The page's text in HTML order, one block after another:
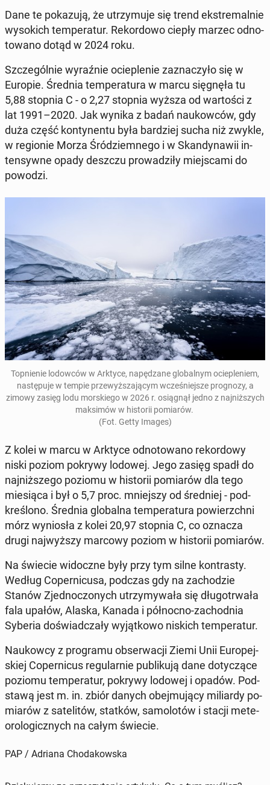
Dane te po­ka­zu­ją, że utrzy­mu­je się trend eks­tre­mal­nie
wy­so­kich tem­pe­ra­tur. Re­kor­do­wo ciepły marzec od­no­
to­wa­no dotąd w 2024 roku.
Szcze­gól­nie wy­raź­nie ocie­ple­nie za­zna­czy­ło się w
Europie. Średnia tem­pe­ra­tu­ra w marcu się­gnę­ła tu
5,88 stopnia C - o 2,27 stopnia wyższa od war­to­ści z
lat 1991–2020. Jak wynika z badań na­ukow­ców, gdy
duża część kon­ty­nen­tu była bar­dziej sucha niż zwykle,
w re­gio­nie Morza Śród­ziem­ne­go i w Skan­dy­na­wii in­
ten­syw­ne opady deszczu pro­wa­dzi­ły miej­sca­mi do
powodzi.
Top­nie­nie lo­dow­ców w Arktyce, na­pę­dza­ne glo­bal­nym ocie­ple­niem,
na­stę­pu­je w tempie prze­wyż­sza­ją­cym wcze­śniej­sze pro­gno­zy, a
zimowy zasięg lodu mor­skie­go w 2026 r. osią­gnął jedno z naj­niż­szych
mak­si­mów w hi­sto­rii po­mia­rów.
(Fot. Getty Images)
Z kolei w marcu w Arktyce od­no­to­wa­no re­kor­do­wy
niski poziom pokrywy lodowej. Jego zasięg spadł do
naj­niż­sze­go poziomu w hi­sto­rii po­mia­rów dla tego
mie­sią­ca i był o 5,7 proc. mniej­szy od śred­niej - pod­
kre­ślo­no. Średnia glo­bal­na tem­pe­ra­tu­ra po­wierzch­ni
mórz wy­nio­sła z kolei 20,97 stopnia C, co oznacza
drugi naj­wyż­szy marcowy poziom w hi­sto­rii po­mia­rów.
Na świecie wi­docz­ne były przy tym silne kon­tra­sty.
Według Co­per­ni­cu­sa, podczas gdy na za­cho­dzie
Stanów Zjed­no­czo­nych utrzy­my­wa­ła się dłu­go­trwa­ła
fala upałów, Alaska, Kanada i pół­noc­no-za­chod­nia
Syberia do­świad­cza­ły wy­jąt­ko­wo niskich tem­pe­ra­tur.
Na­ukow­cy z pro­gra­mu ob­ser­wa­cji Ziemi Unii Eu­ro­pej­
skiej Co­per­ni­cus re­gu­lar­nie pu­bli­ku­ją dane do­ty­czą­ce
poziomu tem­pe­ra­tur, pokrywy lodowej i opadów. Pod­
sta­wą jest m. in. zbiór danych obej­mu­ją­cy mi­liar­dy po­
mia­rów z sa­te­li­tów, statków, sa­mo­lo­tów i stacji me­te­
oro­lo­gicz­nych na całym świecie.
PAP / Adriana Chodakowska